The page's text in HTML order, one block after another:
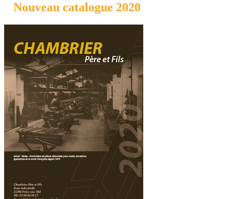
Nouveau catalogue 2020